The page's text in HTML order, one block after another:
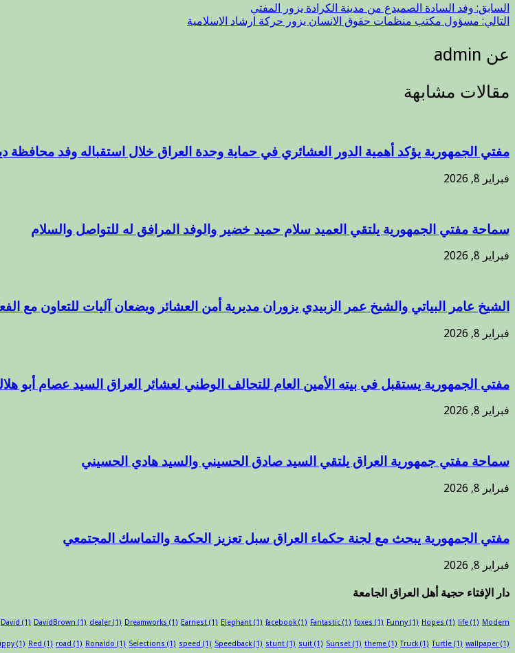
السابق: وفد السادة الصميدع من مدينة الكرادة يزور المفتي
التالي: مسؤول مكتب منظمات حقوق الانسان يزور حركة ارشاد الاسلامية
عن admin
مقالات مشابهة
مفتي الجمهورية يؤكد أهمية الدور العشائري في حماية وحدة العراق خلال استقباله وفد محافظة
فبراير 8, 2026
سماحة مفتي الجمهورية يلتقي العميد سلام حميد خضير والوفد المرافق له للتواصل والسلام
فبراير 8, 2026
الشيخ عامر البياتي والشيخ عمر الزبيدي يزوران مديرية أمن العشائر ويضعان آليات للتعاون مع
فبراير 8, 2026
مفتي الجمهورية يستقبل في بيته الأمين العام للتحالف الوطني لعشائر العراق السيد عصام أبو
فبراير 8, 2026
سماحة مفتي جمهورية العراق يلتقي السيد صادق الحسيني والسيد هادي الحسيني
فبراير 8, 2026
مفتي الجمهورية يبحث مع لجنة حكماء العراق سبل تعزيز الحكمة والتماسك المجتمعي
فبراير 8, 2026
دار الإفتاء حجية أهل العراق الجامعة
David (1) DavidBrown (1) dealer (1) Dreamworks (1) Earnest (1) Elephant (1) facebook(1) Fantastic (1) foxes (1) Funny (1) Hopes (1) life (1) Modern
(1) Red (1) road (1) Ronaldo (1) Selections (1) speed (1) Speedback(1) stunt (1) suit (1) Sunset (1) theme (1) Truck(1) Turtle (1) wallpaper (1)